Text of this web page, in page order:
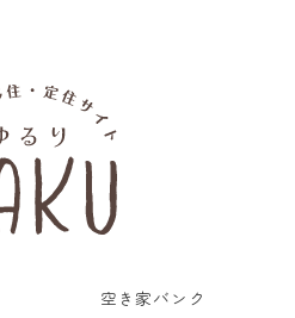
空き家バンク